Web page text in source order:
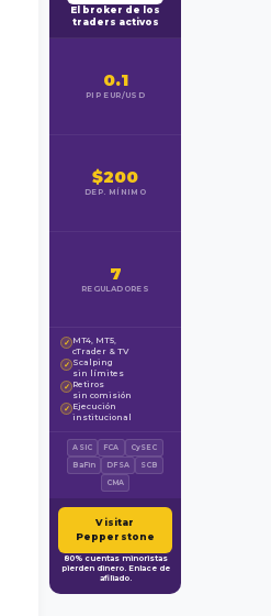
El broker de los
traders activos
0.1
PIP EUR/USD
$200
DEP. MÍNIMO
7
REGULADORES
✓ MT4, MT5,
cTrader & TV
✓ Scalping
sin límites
✓ Retiros
sin comisión
✓ Ejecución
institucional
ASIC FCA
CySEC
BaFin
DFSA
SCB
CMA
Visitar
Pepperstone
80% cuentas minoristas
pierden dinero. Enlace de
afiliado.